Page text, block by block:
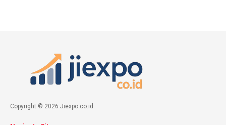
Copyright © 2026 Jiexpo.co.id.